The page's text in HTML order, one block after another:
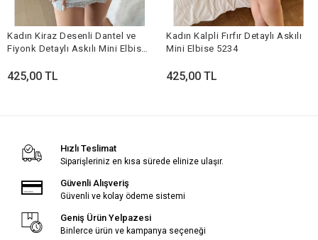
Kadın Kiraz Desenli Dantel ve
Fiyonk Detaylı Askılı Mini Elbise
425,00 TL
Kadın Kalpli Fırfır Detaylı Askılı
Mini Elbise 5234
425,00 TL
Hızlı Teslimat
Siparişleriniz en kısa sürede elinize ulaşır.
Güvenli Alışveriş
Güvenli ve kolay ödeme sistemi
Geniş Ürün Yelpazesi
Binlerce ürün ve kampanya seçeneği